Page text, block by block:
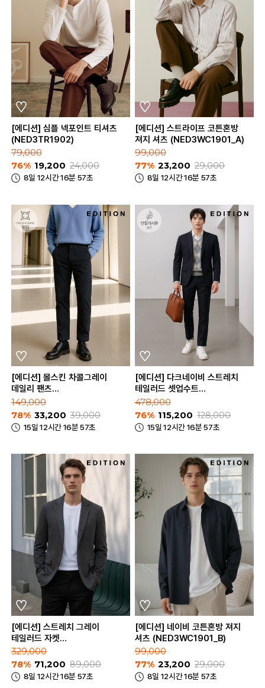
[에디션] 심플 넥포인트 티셔츠
(NED3TR1902)
79,000
76% 19,200 24,000
8일 12시간 16분 57초
[에디션] 스트라이프 코튼혼방
져지 셔츠 (NED3WC1901_A)
99,000
77% 23,200 29,000
8일 12시간 16분 57초
[에디션] 몰스킨 차콜그레이
데일리 팬츠
(NED3PP1651_CGR)
149,000
78% 33,200 39,000
15일 12시간 16분 57초
[에디션] 다크네이비 스트레치
테일러드 셋업수트
478,000
76% 115,200 128,000
15일 12시간 16분 57초
[에디션] 스트레치 그레이
테일러드 자켓
(NED3KG1652_GR)
329,000
78% 71,200 89,000
8일 12시간 16분 57초
[에디션] 네이비 코튼혼방 져지
셔츠 (NED3WC1901_B)
99,000
77% 23,200 29,000
8일 12시간 16분 57초